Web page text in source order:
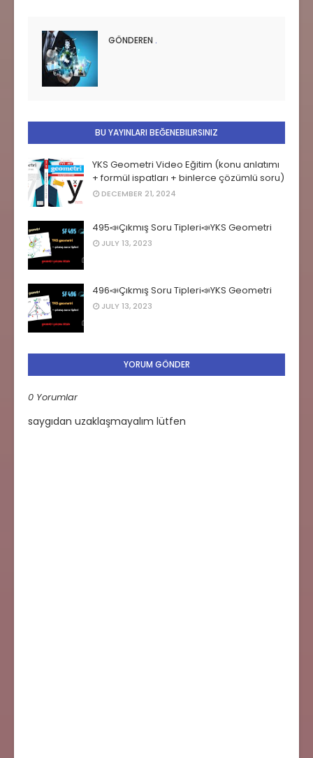
GÖNDEREN .
BU YAYINLARI BEĞENEBILIRSINIZ
YKS Geometri Video Eğitim (konu anlatımı
+ formül ispatları + binlerce çözümlü soru)
DECEMBER 21, 2024
495📣Çıkmış Soru Tipleri📣YKS Geometri
JULY 13, 2023
496📣Çıkmış Soru Tipleri📣YKS Geometri
JULY 13, 2023
YORUM GÖNDER
0 Yorumlar
saygıdan uzaklaşmayalım lütfen